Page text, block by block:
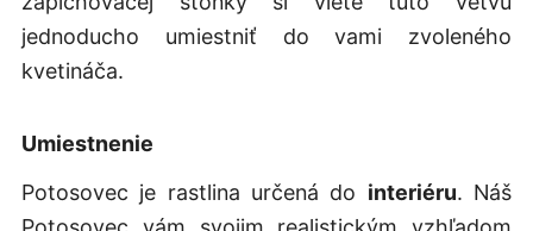
jednoducho umiestniť do vami zvoleného
kvetináča.
Umiestnenie
Potosovec je rastlina určená do interiéru. Náš